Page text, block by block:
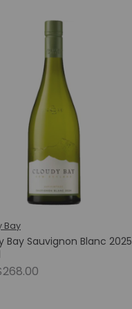
Bay
Bay Sauvignon Blanc 2025